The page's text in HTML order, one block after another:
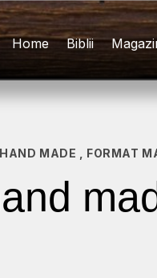
Home Biblii
MADE , FORMAT